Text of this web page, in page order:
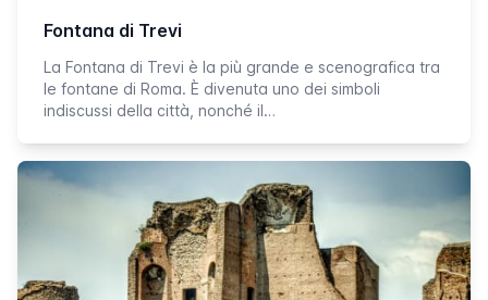
Fontana di Trevi
La Fontana di Trevi è la più grande e scenografica tra
le fontane di Roma. È divenuta uno dei simboli
indiscussi della città, nonché il…